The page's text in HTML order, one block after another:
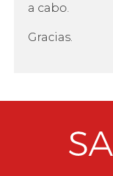
a cabo.
Gracias.